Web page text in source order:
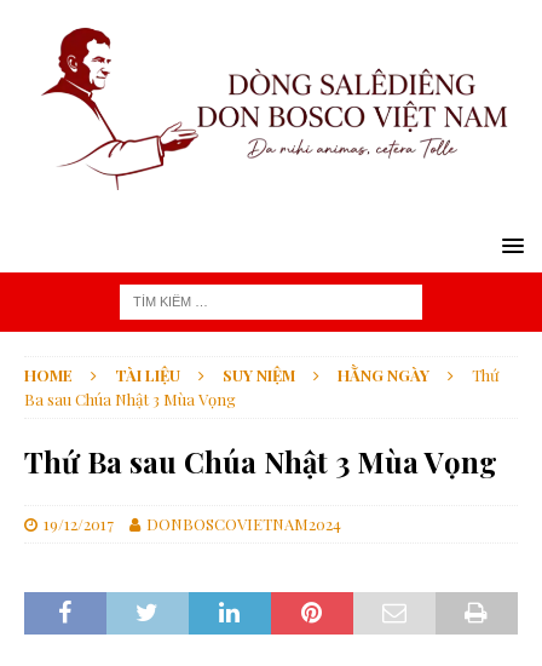
HOME TÀI LIỆU SUY NIỆM HẰNG NGÀY
Thứ
Ba sau Chúa Nhật 3 Mùa Vọng
Thứ Ba sau Chúa Nhật 3 Mùa Vọng
19/12/2017 DONBOSCOVIETNAM2024